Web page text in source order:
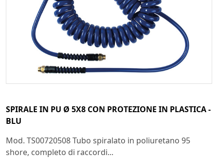
SPIRALE IN PU Ø 5X8 CON PROTEZIONE IN PLASTICA -
BLU
Mod. TS00720508 Tubo spiralato in poliuretano 95
shore, completo di raccordi...